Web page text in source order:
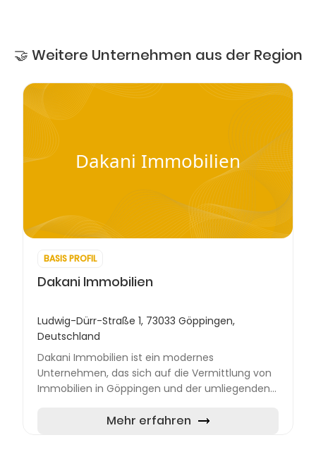
🤝 Weitere Unternehmen aus der Region
Dakani Immobilien
BASIS PROFIL
Dakani Immobilien
Ludwig-Dürr-Straße 1, 73033 Göppingen,
Deutschland
Dakani Immobilien ist ein modernes
Unternehmen, das sich auf die Vermittlung von
Immobilien in Göppingen und der umliegenden
Dienstleistungsangebot im Bere...
Mehr erfahren